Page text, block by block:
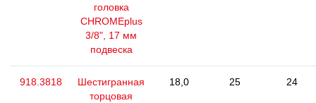
головка
CHROMEplus
3/8", 17 мм
подвеска
918.3818
Шестигранная
торцовая
18,0 25 24